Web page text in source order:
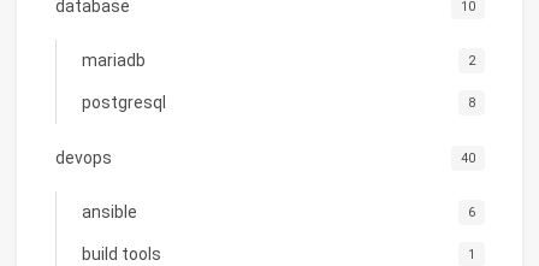
database 10
mariadb 2
postgresql 8
devops 40
ansible 6
build tools 1